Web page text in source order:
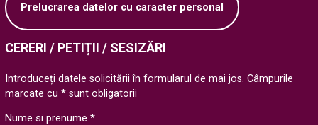
Prelucrarea datelor cu caracter personal
CERERI / PETIȚII / SESIZĂRI
Introduceți datele solicitării în formularul de mai jos. Câmpurile
marcate cu * sunt obligatorii
Nume si prenume *